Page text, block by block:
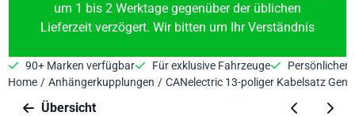
um 1 bis 2 Werktage gegenüber der üblichen
Lieferzeit verzögert. Wir bitten um Ihr Verständnis
90+ Marken verfügbar Für exklusive Fahrzeuge
Persönlicher
Home / Anhängerkupplungen / CANelectric 13-poliger Kabelsatz
Übersicht